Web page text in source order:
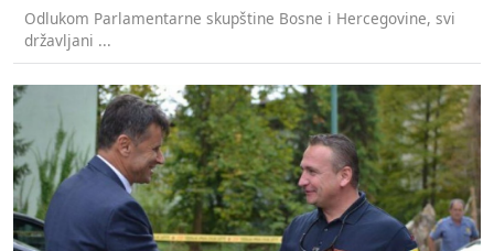
Odlukom Parlamentarne skupštine Bosne i Hercegovine, svi
državljani ...